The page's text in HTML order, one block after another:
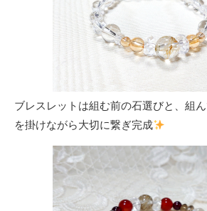
ブレスレットは組む前の石選びと、組
を掛けながら大切に繋ぎ完成